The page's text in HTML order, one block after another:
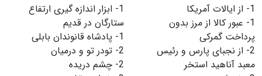
1- از ایالات آمریکا
1- عبور کالا از مرز بدون
پرداخت گمرکی
2- از نجبای پارس و رئیس
معبد آناهید استخر
1- ابزار اندازه گیری ارتفاع
ستارگان در قدیم
1- پادشاه قانوندان بابلی
2- تودر تو و درمیان
2- چشم دریده